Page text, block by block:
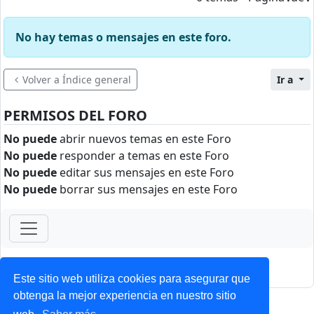
Este sitio web utiliza cookies para asegurar que
obtenga la mejor experiencia en nuestro sitio
No hay temas o mensajes en este foro.
Volver a Índice general Ir a
PERMISOS DEL FORO
No puedeabrir nuevos temas en este Foro
No puede responder a temas en este Foro
No puede editar sus mensajes en este Foro
No puede borrar sus mensajes en este Foro
ForoClub 2025
Privacidad| Condiciones